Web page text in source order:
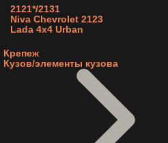
2121*/2131
Niva Chevrolet 2123
Lada 4x4 Urban
Крепеж
Кузов/элементы кузова